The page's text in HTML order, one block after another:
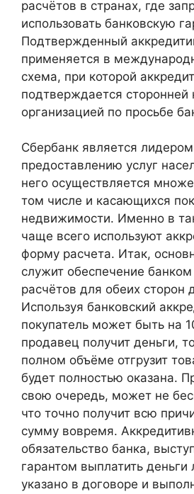
расчётов в странах, где
использовать банковскую
Подтвержденный
применяется в
схема, при которой
подтверждается сторонней
организацией по просьбе
Сбербанк является
предоставлению услуг
него осуществляется
том числе и касающихся
недвижимости. Именно в
чаще всего используют
форму расчета. Итак,
служит обеспечение
расчётов для обеих сторон
Используя банковский
покупатель может быть на
продавец получит деньги,
полном объёме отгрузит
будет полностью оказана.
свою очередь, может не
что точно получит всю
сумму вовремя.
обязательство банка,
гарантом выплатить деньги
указано в договоре и